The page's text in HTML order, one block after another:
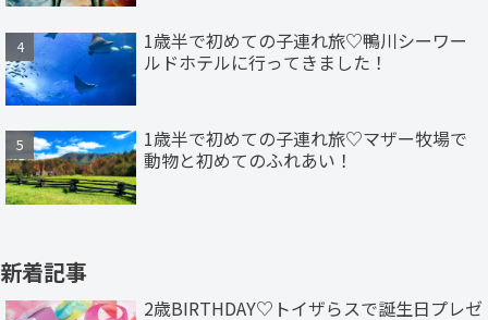
1歳半で初めての子連れ旅♡鴨川シーワー
ルドホテルに行ってきました！
1歳半で初めての子連れ旅♡マザー牧場で
動物と初めてのふれあい！
新着記事
2歳BIRTHDAY♡トイザらスで誕生日プレゼ